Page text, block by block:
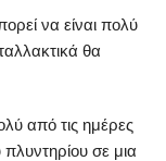
να είναι πολύ
θα
από τις ημέρες
σε μια